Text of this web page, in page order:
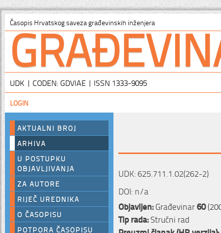
Časopis Hrvatskog saveza građevinskih inženjera
UDK | CODEN: GDVIAE | ISSN 1333-9095
LOGIN
AKTUALNI BROJ
ARHIVA
U POSTUPKU
OBJAVLJIVANJA
ZA AUTORE
RIJEČ UREDNIKA
O ČASOPISU
POTPORA ČASOPISU
UDK: 625.711.1.02(262-2)
DOI: n/a
Objavljen:Građevinar60
Tip rada:Stručni rad